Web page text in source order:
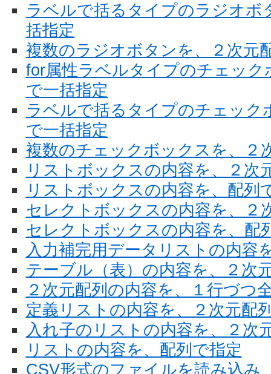
ラベルで括るタイプのラジオボ
括指定
複数のラジオボタンを、２次元
for属性ラベルタイプのチェック
で一括指定
ラベルで括るタイプのチェック
で一括指定
複数のチェックボックスを、２
リストボックスの内容を、２次
リストボックスの内容を、配列
セレクトボックスの内容を、２
セレクトボックスの内容を、配
入力補完用データリストの内容
テーブル（表）の内容を、２次
２次元配列の内容を、１行づつ
定義リストの内容を、２次元配
入れ子のリストの内容を、２次
リストの内容を、配列で指定
CSV形式のファイルを読み込み